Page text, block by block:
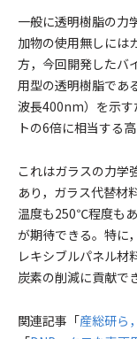
一般に透明樹脂の力
加物の使用無しには
方，今回開発したバ
用型の透明樹脂であ
波長400nm）を示す
トの6倍に相当する
これはガラスの力学
あり，ガラス代替材
温度も250℃程度も
が期待できる。特に
レキシブルパネル材
炭素の削減に貢献で
関連記事「産総研ら